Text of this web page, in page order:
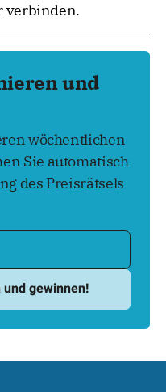
verbinden.
und
wöchentlichen
Sie automatisch
des Preisrätsels